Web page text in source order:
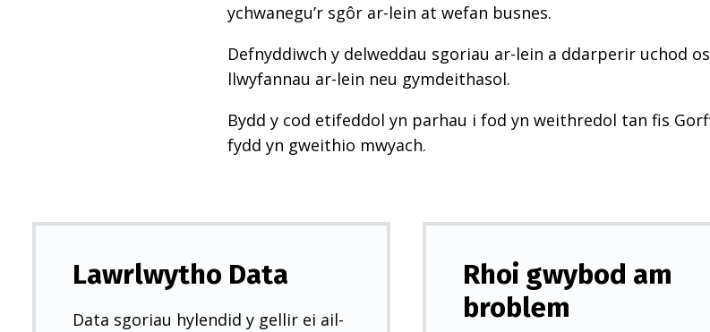
ychwanegu’r sgôr ar-lein at wefan busnes.
Defnyddiwch y delweddau sgoriau ar-lein a ddarperir uchod
llwyfannau ar-lein neu gymdeithasol.
Bydd y cod etifeddol yn parhau i fod yn weithredol tan fis
fydd yn gweithio mwyach.
Lawrlwytho Data
Data sgoriau hylendid y gellir ei ail-
Rhoi gwybod am
broblem